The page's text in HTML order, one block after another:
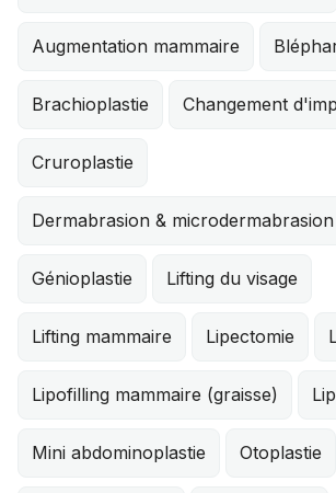
Augmentation mammaire
Brachioplastie Changement
Cruroplastie
Dermabrasion & microdermabrasion
Génioplastie Lifting du visage
Lifting mammaire Lipectomie
Lipofilling mammaire (graisse)
Mini abdominoplastie Otoplastie